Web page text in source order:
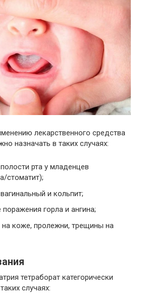
лекарственного средства
назначать в таких случаях:
рта у младенцев
стоматит);
и кольпит;
горла и ангина;
на коже, пролежни, трещины на
тетраборат категорически
случаях: